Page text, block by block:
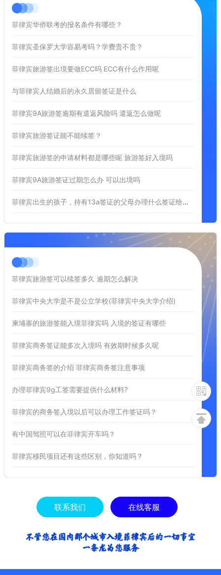
菲律宾华侨联考的报名条件有哪些？
菲律宾圣保罗大学容易考吗？学费贵不贵？
菲律宾旅游签出境要做ECC吗 ECC有什么作用呢
与菲律宾人结婚后的永久居留签证是什么
菲律宾9A旅游签逾期有遣返风险吗 遣返怎么做呢
菲律宾旅游签证能不能续签？
菲律宾旅游签的申请材料都是哪些呢 旅游签好入境吗
菲律宾9A旅游签证过期怎么办 可以出境吗
菲律宾出生的孩子，持有13a签证的父母办理什么签证给孩子？
菲律宾旅游签可以续签多久 逾期怎么解决
菲律宾中央大学是不是公立学校(菲律宾中央大学介绍)
柬埔寨的旅游签能入境菲律宾吗 入境的签证有哪些
菲律宾商务签证能多次入境吗 有效期时候多久呢
菲律宾商务签的介绍 菲律宾商务签注意事项
办理菲律宾9g工签需要提供什么材料?
菲律宾的商务签入境以后可以办理工作签证吗？
有中国驾照可以在菲律宾开车吗？
菲律宾移民项目还有这些区别，你知道吗？
联系我们 在线客服